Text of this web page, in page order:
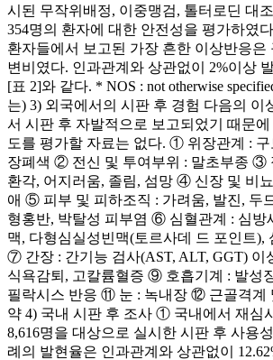
시된 무작위배정, 이중맹검, 톨터로딘 대
354명의 환자에 대한 안전성을 평가하였
환자들에서 보고된 가장 흔한 이상반응은
변비였다. 인과관계와 상관없이 2%이상
[표 2]와 같다. * NOS : not otherwise
는) 3) 외국에서의 시판 후 경험 다음의 이
서 시판 후 자발적으로 보고되었기 때문
도를 평가할 자료는 없다. ① 위장관계 :
장폐색 ② 전신 및 투여부위 : 말초부종 ③
환각, 어지러움, 졸림, 섬망 ④ 신장 및 비
애 ⑤ 피부 및 피하조직 : 가려움, 발진, 두
형홍반, 박탈성 피부염 ⑥ 심혈관계 : 심방
맥, 다형심실성빈맥(토르사데 드 포인트),
⑦ 간장 : 간기능 검사(AST, ALT, GGT)
식욕감퇴, 고칼륨혈증 ⑨ 호흡기계 : 발성
필락시스 반응 ⑪ 눈 : 녹내장 ⑫ 근골격계
약 4) 국내 시판 후 조사 ① 국내에서 재심
8,616명을 대상으로 실시한 시판 후 사용
례의 발현율은 인과관계와 상관없이